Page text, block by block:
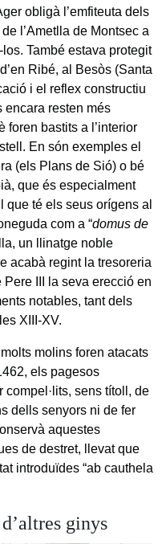
obligà l’emfiteuta dels
l’Ametlla de Montsec a
També estava protegit
Ribé, al Besòs (Santa
i el reflex constructiu
encara resten més
foren bastits a l’interior
En són exemples el
(els Plans de Sió) o bé
que és especialment
que té els seus orígens al
com a “domus de
un llinatge noble
acabà regint la tresoreria
Pere III la seva erecció en
notables, tant dels
XIII-XV.
molins foren atacats
els pagesos
compel·lits, sens títoll, de
dells senyors ni de fer
aquestes
de destret, llevat que
introduïdes “ab cauthela
ginys